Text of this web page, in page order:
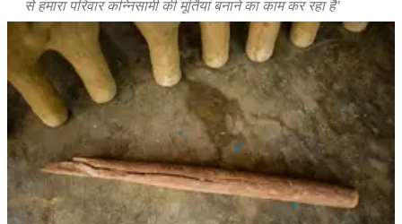
से हमारा परिवार कन्निसामी की मूर्तियां बनाने का काम कर रहा है’